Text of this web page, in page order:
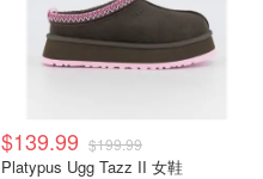
$139.99 $199.99
Platypus Ugg Tazz II 女鞋